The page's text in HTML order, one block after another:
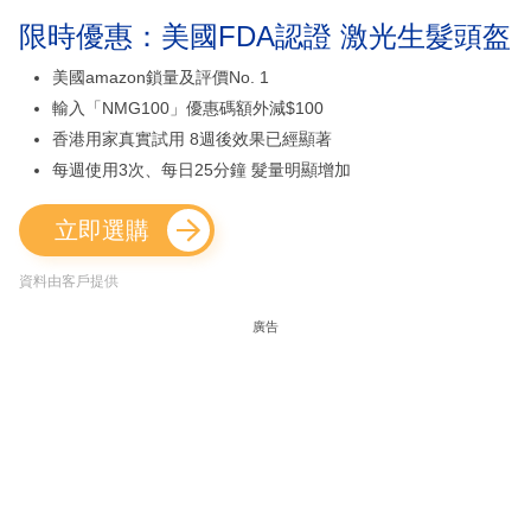
限時優惠：美國FDA認證 激光生髮頭盔
美國amazon鎖量及評價No. 1
輸入「NMG100」優惠碼額外減$100
香港用家真實試用 8週後效果已經顯著
每週使用3次、每日25分鐘 髮量明顯增加
立即選購
資料由客戶提供
廣告